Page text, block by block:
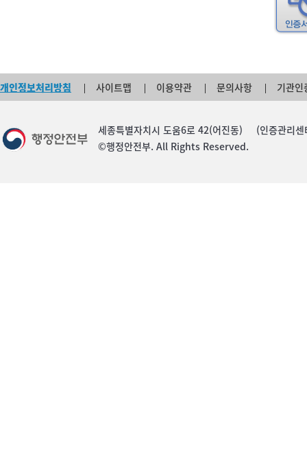
개인정보처리방침 사이트맵 이용약관 문의사항 기관인
세종특별자치시 도움6로 42(어진동) (인증관
©행정안전부. All Rights Reserved.